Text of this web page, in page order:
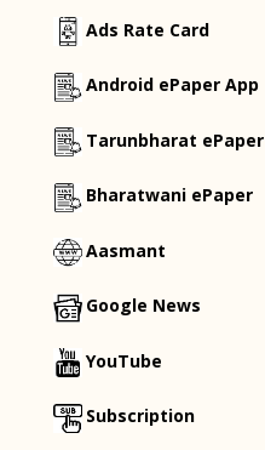
Ads Rate Card
Android ePaper App
Tarunbharat ePaper
Bharatwani ePaper
Aasmant
Google News
YouTube
Subscription